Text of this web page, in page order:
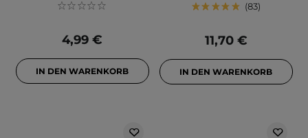
4,99 €
IN DEN WARENKORB
83
11,70 €
IN DEN WARENKORB